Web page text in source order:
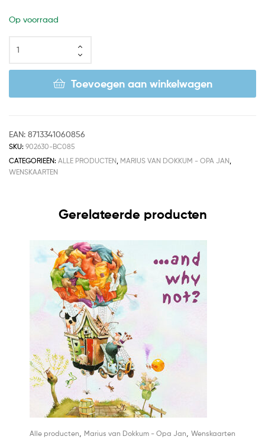
Op voorraad
Toevoegen aan winkelwagen
EAN: 8713341060856
SKU: 902630-BC085
CATEGORIEËN: ALLE PRODUCTEN MARIUS VAN DOKKUM - OPA JAN
WENSKAARTEN
Gerelateerde producten
Alle producten Marius van Dokkum - Opa Jan Wenskaarten